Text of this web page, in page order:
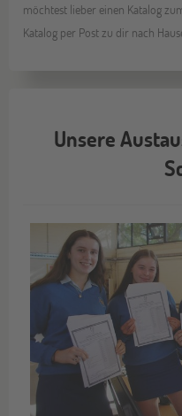
möchtest lieber einen Katalog
Katalog per Post zu dir nach
Unsere